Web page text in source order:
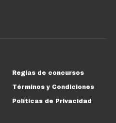
Reglas de concursos
Términos y Condiciones
Políticas de Privacidad